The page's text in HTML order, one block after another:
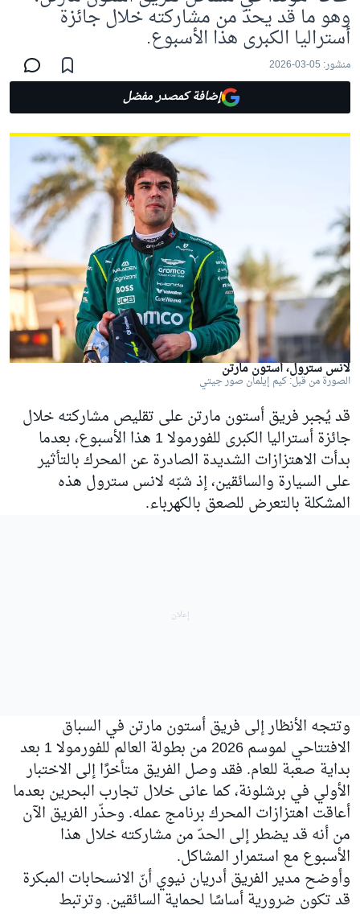
وهو ما قد يحدّ من مشاركته خلال جائزة
أستراليا الكبرى هذا الأسبوع.
منشور: 05-03-2026
إضافة كمصدر مفضل
لانس سترول، أستون مارتن
الصورة من قبل: كيم إيلمان صور جيتي
قد يُجبر فريق أستون مارتن على تقليص مشاركته خلال
جائزة أستراليا الكبرى للفورمولا 1 هذا الأسبوع، بعدما
بدأت الاهتزازات الشديدة الصادرة عن المحرك بالتأثير
على السيارة والسائقين، إذ شبّه لانس سترول هذه
المشكلة بالتعرض للصعق بالكهرباء.
وتتجه الأنظار إلى فريق أستون مارتن في السباق
الافتتاحي لموسم 2026 من بطولة العالم للفورمولا 1 بعد
بداية صعبة للعام. فقد وصل الفريق متأخرًا إلى الاختبار
الأولي في برشلونة، كما عانى خلال تجارب البحرين بعدما
أعاقت اهتزازات المحرك برنامج عمله. وحذّر الفريق الآن
من أنه قد يضطر إلى الحدّ من مشاركته خلال هذا
الأسبوع مع استمرار المشاكل.
وأوضح مدير الفريق أدريان نيوي أنّ الانسحابات المبكرة
قد تكون ضرورية أساسًا لحماية السائقين. وترتبط